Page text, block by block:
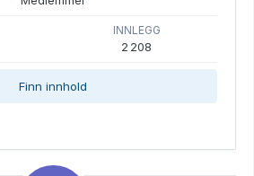
INNLEGG
2 208
Finn innhold